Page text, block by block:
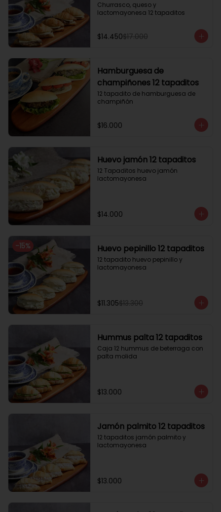
Churrasco, queso y
lactomayonesa 12 tapaditos
$14.450$17.000
Hamburguesa de
champiñones 12 tapaditos
12 tapadito de hamburguesa de
champiñón
$16.000
Huevo jamón 12 tapaditos
12 Tapaditos huevo jamón
lactomayonesa
$14.000
-15% Huevo pepinillo 12 tapaditos
12 tapadito huevo pepinillo y
lactomayonesa
$11.305$13.300
Hummus palta 12 tapaditos
Caja 12 hummus de beterraga con
palta molida
$13.000
Jamón palmito 12 tapaditos
12 tapaditos jamón palmito y
lactomayonesa
$13.000